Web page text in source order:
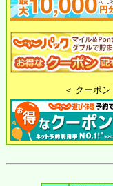
＜ クーポ